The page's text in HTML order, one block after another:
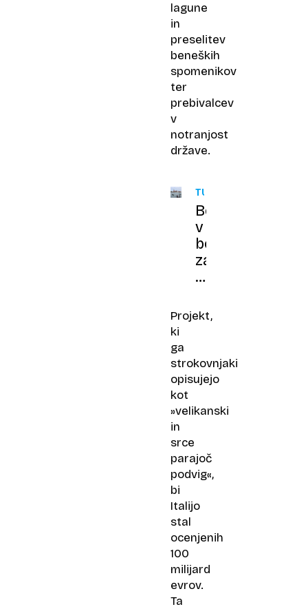
lagune
in
preselitev
beneških
spomenikov
ter
prebivalcev
v
notranjost
države.
TURIZEM
Benetke
v
boj
za
boljše
domačinov
Projekt,
ki
ga
strokovnjaki
opisujejo
kot
»velikanski
in
srce
parajoč
podvig«,
bi
Italijo
stal
ocenjenih
100
milijard
evrov.
Ta